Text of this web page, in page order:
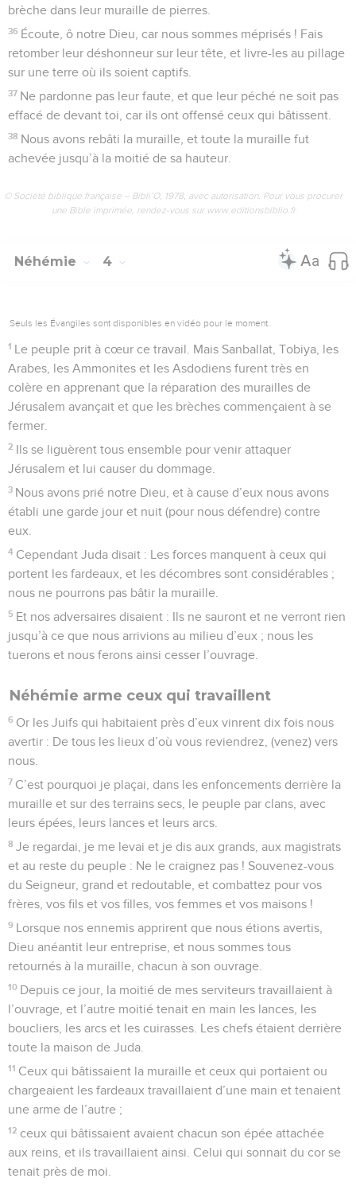
brèche dans leur muraille de pierres.
36 Écoute, ô notre Dieu, car nous sommes méprisés ! Fais
retomber leur déshonneur sur leur tête, et livre-les au pillage
sur une terre où ils soient captifs.
37 Ne pardonne pas leur faute, et que leur péché ne soit pas
effacé de devant toi, car ils ont offensé ceux qui bâtissent.
38 Nous avons rebâti la muraille, et toute la muraille fut
achevée jusqu’à la moitié de sa hauteur.
© Société biblique française – Bibli’O, 1978, avec autorisation. Pour vous procurer
une Bible imprimée, rendez-vous sur www.editionsbiblio.fr
Néhémie 4
Seuls les Évangiles sont disponibles en vidéo pour le moment.
1 Le peuple prit à cœur ce travail. Mais Sanballat, Tobiya, les
Arabes, les Ammonites et les Asdodiens furent très en
colère en apprenant que la réparation des murailles de
Jérusalem avançait et que les brèches commençaient à se
fermer.
2 Ils se liguèrent tous ensemble pour venir attaquer
Jérusalem et lui causer du dommage.
3 Nous avons prié notre Dieu, et à cause d’eux nous avons
établi une garde jour et nuit (pour nous défendre) contre
eux.
4 Cependant Juda disait : Les forces manquent à ceux qui
portent les fardeaux, et les décombres sont considérables ;
nous ne pourrons pas bâtir la muraille.
5 Et nos adversaires disaient : Ils ne sauront et ne verront rien
jusqu’à ce que nous arrivions au milieu d’eux ; nous les
tuerons et nous ferons ainsi cesser l’ouvrage.
Néhémie arme ceux qui travaillent
6 Or les Juifs qui habitaient près d’eux vinrent dix fois nous
avertir : De tous les lieux d’où vous reviendrez, (venez) vers
nous.
7 C’est pourquoi je plaçai, dans les enfoncements derrière la
muraille et sur des terrains secs, le peuple par clans, avec
leurs épées, leurs lances et leurs arcs.
8 Je regardai, je me levai et je dis aux grands, aux magistrats
et au reste du peuple : Ne le craignez pas ! Souvenez-vous
du Seigneur, grand et redoutable, et combattez pour vos
frères, vos fils et vos filles, vos femmes et vos maisons !
9 Lorsque nos ennemis apprirent que nous étions avertis,
Dieu anéantit leur entreprise, et nous sommes tous
retournés à la muraille, chacun à son ouvrage.
10 Depuis ce jour, la moitié de mes serviteurs travaillaient à
l’ouvrage, et l’autre moitié tenait en main les lances, les
boucliers, les arcs et les cuirasses. Les chefs étaient derrière
toute la maison de Juda.
11 Ceux qui bâtissaient la muraille et ceux qui portaient ou
chargeaient les fardeaux travaillaient d’une main et tenaient
une arme de l’autre ;
12 ceux qui bâtissaient avaient chacun son épée attachée
aux reins, et ils travaillaient ainsi. Celui qui sonnait du cor se
tenait près de moi.